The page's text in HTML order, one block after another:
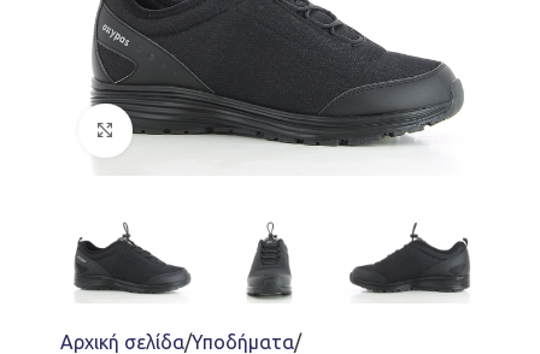
Click to enlarge
Αρχική σελίδα Υποδήματα